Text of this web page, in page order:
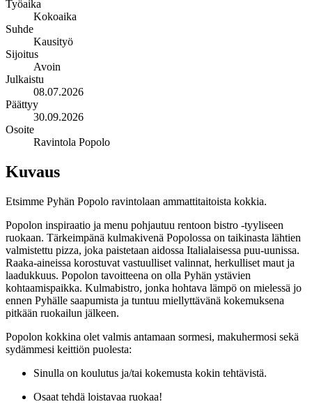
Työaika
Kokoaika
Suhde
Kausityö
Sijoitus
Avoin
Julkaistu
08.07.2026
Päättyy
30.09.2026
Osoite
Ravintola Popolo
Kuvaus
Etsimme Pyhän Popolo ravintolaan ammattitaitoista kokkia.
Popolon inspiraatio ja menu pohjautuu rentoon bistro -tyyliseen
ruokaan. Tärkeimpänä kulmakivenä Popolossa on taikinasta lähtien
valmistettu pizza, joka paistetaan aidossa Italialaisessa puu-uunissa.
Raaka-aineissa korostuvat vastuulliset valinnat, herkulliset maut ja
laadukkuus. Popolon tavoitteena on olla Pyhän ystävien
kohtaamispaikka. Kulmabistro, jonka hohtava lämpö on mielessä jo
ennen Pyhälle saapumista ja tuntuu miellyttävänä kokemuksena
pitkään ruokailun jälkeen.
Popolon kokkina olet valmis antamaan sormesi, makuhermosi sekä
sydämmesi keittiön puolesta:
Sinulla on koulutus ja/tai kokemusta kokin tehtävistä.
Osaat tehdä loistavaa ruokaa!